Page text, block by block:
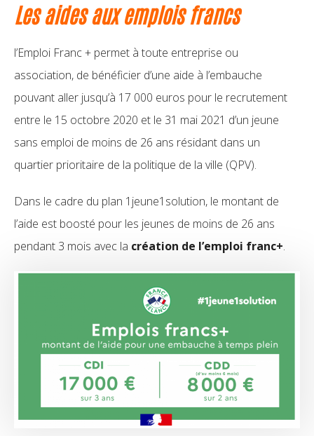
Les aides aux emplois francs
l’Emploi Franc + permet à toute entreprise ou
association, de bénéficier d’une aide à l’embauche
pouvant aller jusqu’à 17 000 euros pour le recrutement
entre le 15 octobre 2020 et le 31 mai 2021 d’un jeune
sans emploi de moins de 26 ans résidant dans un
quartier prioritaire de la politique de la ville (QPV).
Dans le cadre du plan 1jeune1solution, le montant de
l’aide est boosté pour les jeunes de moins de 26 ans
pendant 3 mois avec la création de l’emploi franc+.